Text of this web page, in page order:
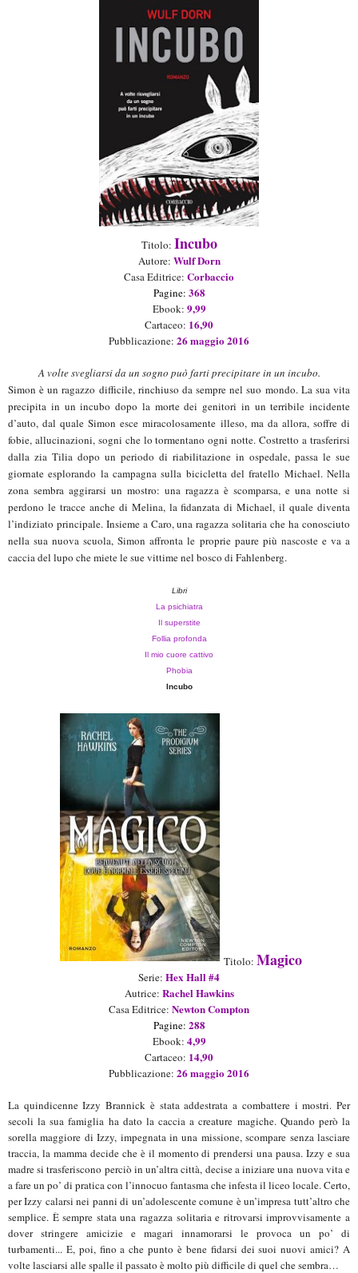
Titolo: Incubo
Autore: Wulf Dorn
Casa Editrice: Corbaccio
Pagine: 368
Ebook: 9,99
Cartaceo: 16,90
Pubblicazione: 26 maggio2016
A volte svegliarsi da un sogno può farti precipitare in un incubo.
Simon è un ragazzo difficile, rinchiuso da sempre nel suo mondo. La sua vita
precipita in un incubo dopo la morte dei genitori in un terribile incidente
d’auto, dal quale Simon esce miracolosamente illeso, ma da allora, soffre di
fobie, allucinazioni, sogni che lo tormentano ogni notte. Costretto a trasferirsi
dalla zia Tilia dopo un periodo di riabilitazione in ospedale, passa le sue
giornate esplorando la campagna sulla bicicletta del fratello Michael. Nella
zona sembra aggirarsi un mostro: una ragazza è scomparsa, e una notte si
perdono le tracce anche di Melina, la fidanzata di Michael, il quale diventa
l’indiziato principale. Insieme a Caro, una ragazza solitaria che ha conosciuto
nella sua nuova scuola, Simon affronta le proprie paure più nascoste e va a
caccia del lupo che miete le sue vittime nel bosco di Fahlenberg.
Libri
La psichiatra
Il superstite
Follia profonda
Il mio cuore cattivo
Phobia
Incubo
Titolo: Magico
Serie: Hex Hall #4
Autrice: Rachel Hawkins
Casa Editrice: Newton Compton
Pagine: 288
Ebook: 4,99
Cartaceo: 14,90
Pubblicazione: 26 maggio2016
La quindicenne Izzy Brannick è stata addestrata a combattere i mostri. Per
secoli la sua famiglia ha dato la caccia a creature magiche. Quando però la
sorella maggiore di Izzy, impegnata in una missione, scompare senza lasciare
traccia, la mamma decide che è il momento di prendersi una pausa. Izzy e sua
madre si trasferiscono perciò in un’altra città, decise a iniziare una nuova vita e
a fare un po’ di pratica con l’innocuo fantasma che infesta il liceo locale. Certo,
per Izzy calarsi nei panni di un’adolescente comune è un’impresa tutt’altro che
semplice. È sempre stata una ragazza solitaria e ritrovarsi improvvisamente a
dover stringere amicizie e magari innamorarsi le provoca un po’ di
turbamenti... E, poi, fino a che punto è bene fidarsi dei suoi nuovi amici? A
volte lasciarsi alle spalle il passato è molto più difficile di quel che sembra…